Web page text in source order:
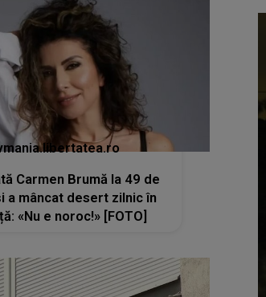
Carmen Brumă la 49 de
a mâncat desert zilnic în
«Nu e noroc!» [FOTO]